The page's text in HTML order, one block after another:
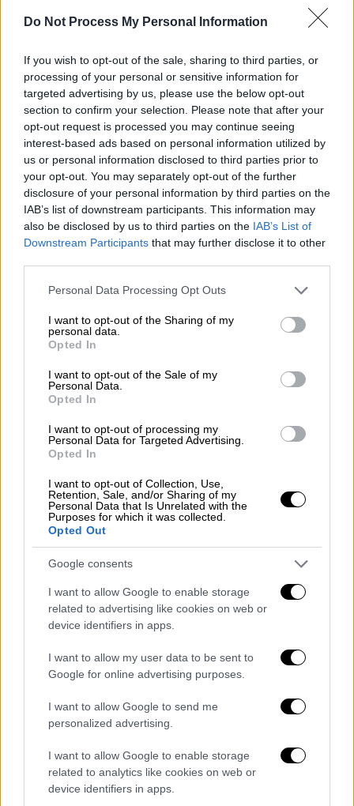
Do Not Process My Personal Information
If you wish to opt-out of the sale, sharing to third parties, or
processing of your personal or sensitive information for
targeted advertising by us, please use the below opt-out
section to confirm your selection. Please note that after your
opt-out request is processed you may continue seeing
interest-based ads based on personal information utilized by
us or personal information disclosed to third parties prior to
your opt-out. You may separately opt-out of the further
disclosure of your personal information by third parties on the
IAB’s list of downstream participants. This information may
also be disclosed by us to third parties on the IAB’s List of
Downstream Participants that may further disclose it to other
Please note that this website/app uses one or more Google
not limited to your visit or usage behaviour. You may click to
grant or deny consent to Google and its third-party tags to
use your data for below specified purposes in below Google
consent section.
Personal Data Processing Opt Outs
I want to opt-out of the Sharing of my
personal data.
Opted In
I want to opt-out of the Sale of my
Personal Data.
Opted In
I want to opt-out of processing my
Personal Data for Targeted Advertising.
Opted In
I want to opt-out of Collection, Use,
Retention, Sale, and/or Sharing of my
Personal Data that Is Unrelated with the
Purposes for which it was collected.
Opted Out
Google consents
I want to allow Google to enable storage
related to advertising like cookies on web or
device identifiers in apps.
I want to allow my user data to be sent to
Google for online advertising purposes.
I want to allow Google to send me
personalized advertising.
I want to allow Google to enable storage
related to analytics like cookies on web or
device identifiers in apps.
αναπροσανατόλιζε την εξωτερική πολιτική
περιφερειακές συγκρούσεις...
Ξεσπάει ο Eμφύλιος του 1946 – Η πιο
πολύνεκρη τραγωδία της νεότερης
Ελλάδας!
Ο Ελληνικός Εμφύλιος θεωρείται ως η
μεταπολεμική ιστορία και ήταν η πολεμική
σύγκρουση με τις μεγαλύτερες απώλειες
που γνώρισε η Ελλάδα από το 1830!